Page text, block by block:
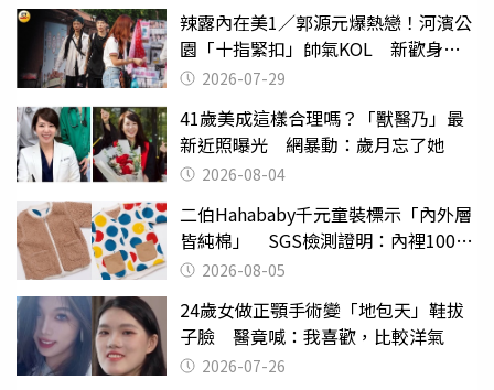
辣露內在美1／郭源元爆熱戀！河濱公
園「十指緊扣」帥氣KOL 新歡身份
曝光2026-07-29
41歲美成這樣合理嗎？「獸醫乃」最
新近照曝光 網暴動：歲月忘了她
2026-08-04
二伯Hahababy千元童裝標示「內外層
皆純棉」 SGS檢測證明：內裡100%
聚酯纖維
2026-08-05
24歲女做正顎手術變「地包天」鞋拔
子臉 醫竟喊：我喜歡，比較洋氣
2026-07-26